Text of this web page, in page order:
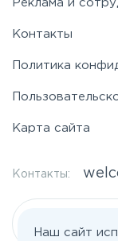
Реклама и
Контакты
Политика
Карта сайта
Контакты:
Наш сайт